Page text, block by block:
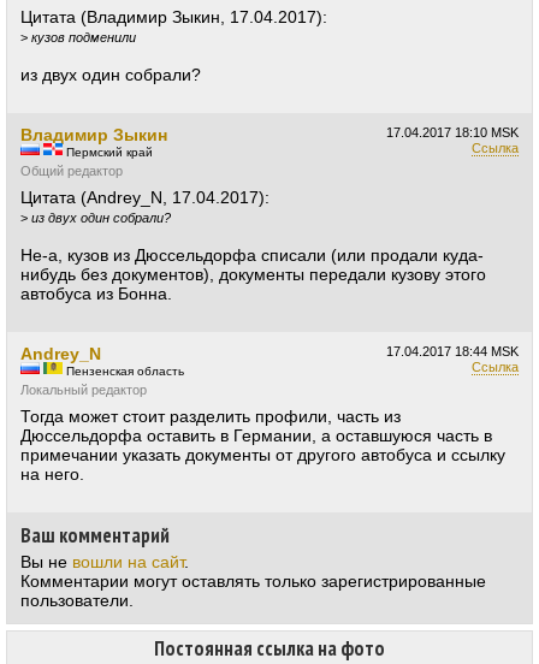
Постоянная ссылка на фото
Цитата (Владимир Зыкин, 17.04.2017):
> кузов подменили
из двух один собрали?
17.04.2017 18:10 MSK
Ссылка
Владимир Зыкин
Пермский край
Общий редактор
Цитата (Andrey_N, 17.04.2017):
> из двух один собрали?
Не-а, кузов из Дюссельдорфа списали (или продали куда-
нибудь без документов), документы передали кузову этого
автобуса из Бонна.
17.04.2017 18:44 MSK
Ссылка
Andrey_N
Пензенская область
Локальный редактор
Тогда может стоит разделить профили, часть из
Дюссельдорфа оставить в Германии, а оставшуюся часть в
примечании указать документы от другого автобуса и ссылку
на него.
Ваш комментарий
Вы не вошли на сайт.
Комментарии могут оставлять только зарегистрированные
пользователи.